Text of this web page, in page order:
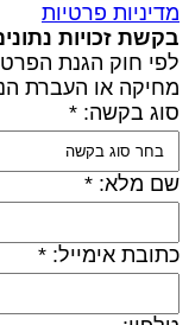
פרטיות
זכויות נתונים
חוק הגנת
או העברת
בקשה: *
מלא: *
אימייל: *